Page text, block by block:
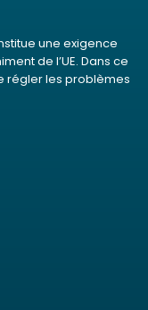
une exigence
de l’UE. Dans ce
régler les problèmes